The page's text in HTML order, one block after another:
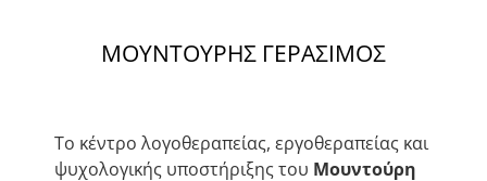
ΜΟΥΝΤΟΥΡΗΣ ΓΕΡΑΣΙΜΟΣ
Το κέντρο λογοθεραπείας, εργοθεραπείας και
ψυχολογικής υποστήριξης του Μουντούρη